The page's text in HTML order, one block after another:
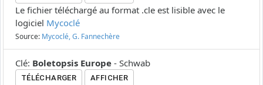
Le fichier téléchargé au format .cle est lisible avec le
logiciel Mycoclé
Source: Mycoclé, G. Fannechère
Clé: Boletopsis Europe - Schwab
TÉLÉCHARGER AFFICHER